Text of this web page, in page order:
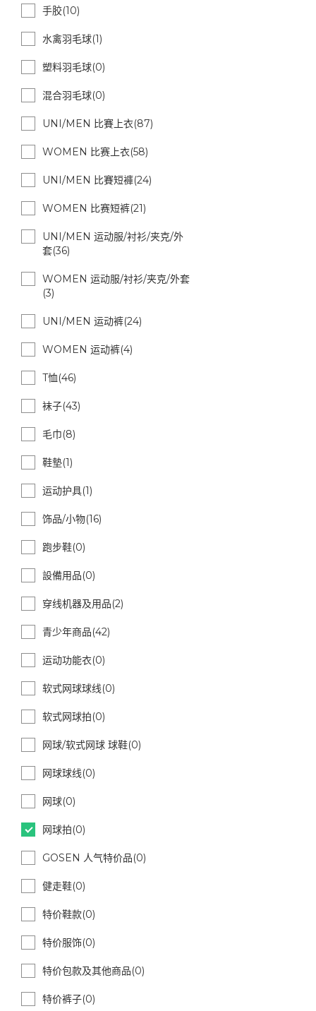
手胶(10)
水禽羽毛球(1)
塑料羽毛球(0)
混合羽毛球(0)
UNI/MEN 比賽上衣(87)
WOMEN 比赛上衣(58)
UNI/MEN 比賽短褲(24)
WOMEN 比赛短裤(21)
UNI/MEN 运动服/衬衫/夹克/外
套(36)
WOMEN 运动服/衬衫/夹克/外套
(3)
UNI/MEN 运动裤(24)
WOMEN 运动裤(4)
T恤(46)
袜子(43)
毛巾(8)
鞋墊(1)
运动护具(1)
饰品/小物(16)
跑步鞋(0)
設備用品(0)
穿线机器及用品(2)
青少年商品(42)
运动功能衣(0)
软式网球球线(0)
软式网球拍(0)
网球/软式网球 球鞋(0)
网球球线(0)
网球(0)
网球拍(0)
GOSEN 人气特价品(0)
健走鞋(0)
特价鞋款(0)
特价服饰(0)
特价包款及其他商品(0)
特价裤子(0)